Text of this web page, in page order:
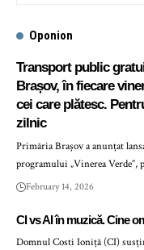
Oponion
Transport public
Brașov, în fiecare
cei care plătesc.
zilnic
Primăria Brașov a anunțat
programului „Vinerea Verde”,
February 14, 2026
CI vs AI în muzică. Cine
Domnul Costi Ioniță (CI)